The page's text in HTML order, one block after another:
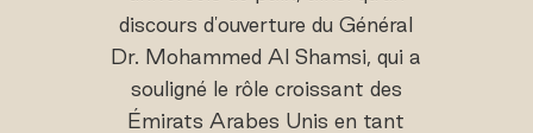
discours d'ouverture du Général
Dr. Mohammed Al Shamsi, qui a
souligné le rôle croissant des
Émirats Arabes Unis en tant